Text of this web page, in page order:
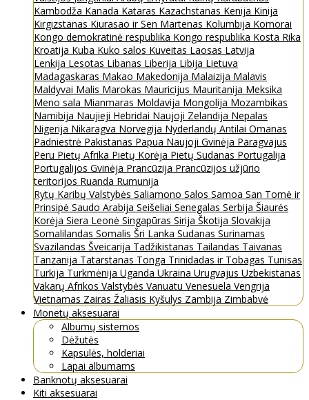
Kambodža Kanada Kataras Kazachstanas Kenija Kinija
Kirgizstanas Kiurasao ir Sen Martenas Kolumbija Komorai
Kongo demokratinė respublika Kongo respublika Kosta Rika
Kroatija Kuba Kuko salos Kuveitas Laosas Latvija
Lenkija Lesotas Libanas Liberija Libija Lietuva
Madagaskaras Makao Makedonija Malaizija Malavis
Maldyvai Malis Marokas Mauricijus Mauritanija Meksika
Meno sala Mianmaras Moldavija Mongolija Mozambikas
Namibija Naujieji Hebridai Naujoji Zelandija Nepalas
Nigerija Nikaragva Norvegija Nyderlandų Antilai Omanas
Padniestrė Pakistanas Papua Naujoji Gvinėja Paragvajus
Peru Pietų Afrika Pietų Korėja Pietų Sudanas Portugalija
Portugalijos Gvinėja Prancūzija Prancūzijos užjūrio
teritorijos Ruanda Rumunija
Rytų Karibų Valstybės Saliamono Salos Samoa San Tomė ir
Prinsipė Saudo Arabija Seišeliai Senegalas Serbija Šiaurės
Korėja Siera Leonė Singapūras Sirija Škotija Slovakija
Somalilandas Somalis Šri Lanka Sudanas Surinamas
Svazilandas Šveicarija Tadžikistanas Tailandas Taivanas
Tanzanija Tatarstanas Tonga Trinidadas ir Tobagas Tunisas
Turkija Turkmėnija Uganda Ukraina Urugvajus Uzbekistanas
Vakarų Afrikos Valstybės Vanuatu Venesuela Vengrija
Vietnamas Zairas Žaliasis Kyšulys Zambija Zimbabvė
Monetų aksesuarai
Albumų sistemos
Dėžutės
Kapsulės, holderiai
Lapai albumams
Banknotų aksesuarai
Kiti aksesuarai